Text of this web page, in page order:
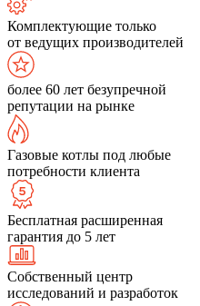
Комплектующие только
от ведущих производителей
более 60 лет безупречной
репутации на рынке
Газовые котлы под любые
потребности клиента
Бесплатная расширенная
гарантия до 5 лет
Собственный центр
исследований и разработок